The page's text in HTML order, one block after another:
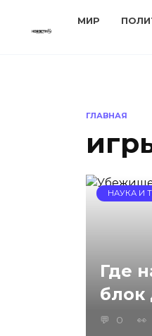
МИР
ГЛАВНАЯ
НАУКА И
Где
блок
0